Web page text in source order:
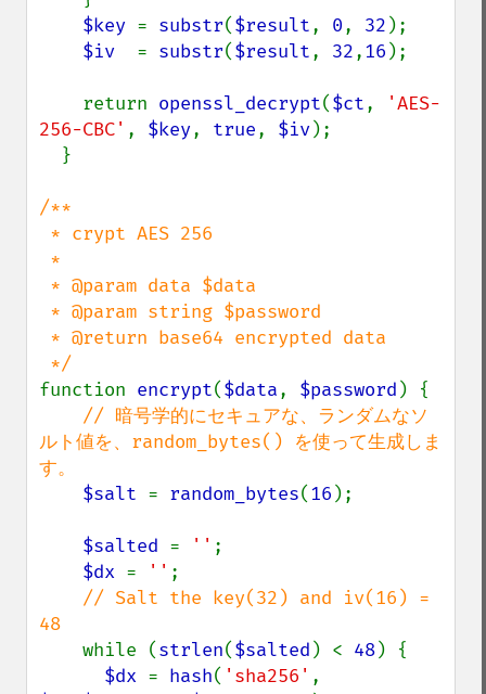
$key = substr($result, 0, 32 );
$iv = substr($result, 32,16 );
    return
openssl_decrypt($ct,
'AES-
256-CBC' , $key, true, $iv);
/**
function encrypt($data, $password ) {
// 暗号学的にセキュアな、ランダムなソ
ルト値を、random_bytes() を使って生成しま
す。
$salt = random_bytes(16 );
$salted = '' ;
$dx = '' ;
// Salt the key(32) and iv(16) =
48
while (strlen($salted ) < 48) {
$dx = hash( 'sha256'